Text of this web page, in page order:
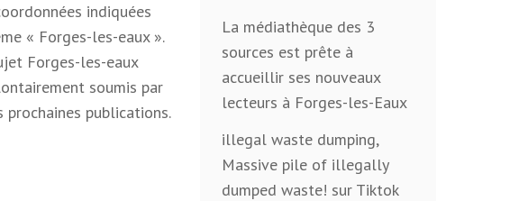
indiquées
« Forges-les-eaux ».
Forges-les-eaux
soumis par
publications.
La médiathèque des 3
sources est prête à
accueillir ses nouveaux
lecteurs à Forges-les-Eaux
illegal waste dumping,
Massive pile of illegally
dumped waste! sur Tiktok